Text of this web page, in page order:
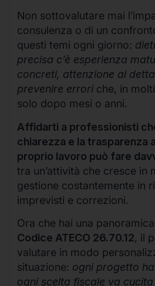
Non sottovalutare mai
consulenza o di un
questi temi ogni giorno:
precisa c’è esperienza
concreti, attenzione ai
prevenire errori che, in
solo dopo mesi o anni.
Affidarti a professionisti
chiarezza e la trasparenza
proprio lavoro può fare
tra un’attività che cresce in
gestione costantemente in
imprevisti e correzioni.
Ora che hai una
Codice ATECO 26.70.12, il
valutare in modo
situazione: ogni progetto
ogni scelta fiscale va